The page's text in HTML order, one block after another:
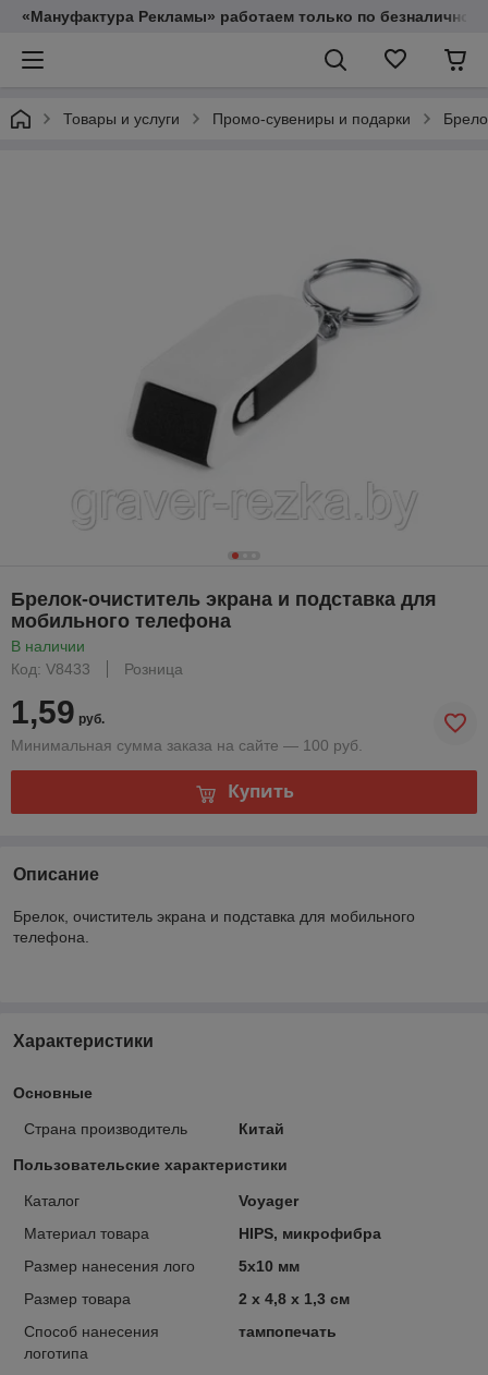
«Мануфактура Рекламы» работаем только по
Товары и услуги Промо-сувениры и подарки
Брелок-очиститель экрана и подставка для
мобильного телефона
В наличии
Код: V8433
Розница
1,59 руб.
Минимальная сумма заказа на сайте — 100 руб.
Купить
Описание
Брелок, очиститель экрана и подставка для мобильного
телефона.
Характеристики
Основные
Страна производитель Китай
Пользовательские характеристики
Каталог
Voyager
Материал товара
HIPS, микрофибра
Размер нанесения лого
5x10 мм
Размер товара
2 x 4,8 x 1,3 см
Способ нанесения
логотипа
тампопечать